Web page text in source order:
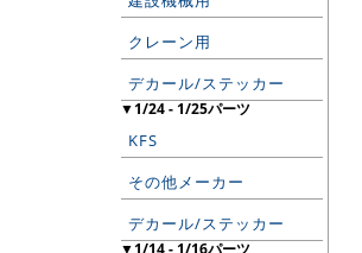
クレーン用
デカール/ステッカー
▼1/24 - 1/25パーツ
KFS
その他メーカー
デカール/ステッカー
▼1/14 - 1/16パーツ